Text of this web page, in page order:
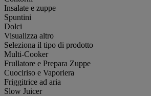
Insalate e zuppe
Spuntini
Dolci
Visualizza altro
Seleziona il tipo di prodotto
Multi-Cooker
Frullatore e Prepara Zuppe
Cuociriso e Vaporiera
Friggitrice ad aria
Slow Juicer